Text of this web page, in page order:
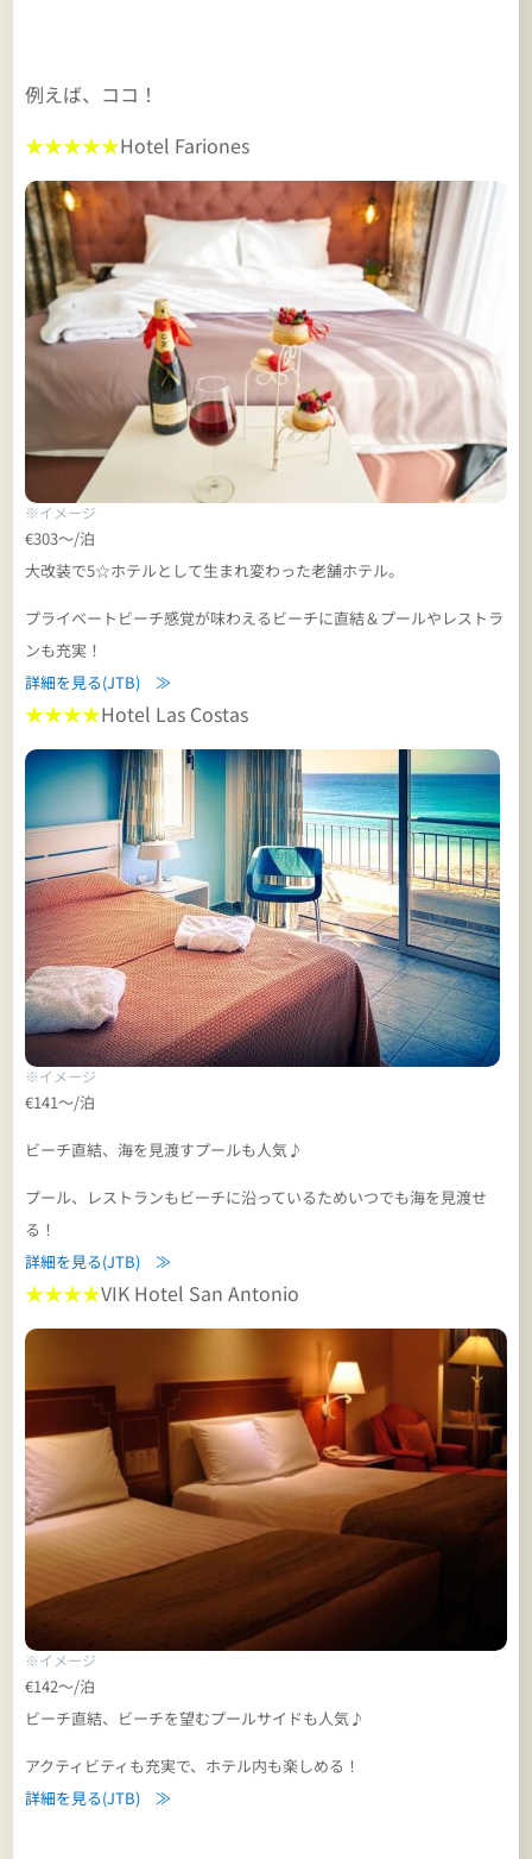
例えば、ココ！
★★★★★Hotel Fariones
※イメージ
€303～/泊
大改装で5☆ホテルとして生まれ変わった老舗ホテル。
プライベートビーチ感覚が味わえるビーチに直結＆プールやレストラ
ンも充実！
詳細を見る(JTB) ≫
★★★★Hotel Las Costas
※イメージ
€141～/泊
ビーチ直結、海を見渡すプールも人気♪
プール、レストランもビーチに沿っているためいつでも海を見渡せ
る！
詳細を見る(JTB) ≫
★★★★VIK Hotel San Antonio
※イメージ
€142～/泊
ビーチ直結、ビーチを望むプールサイドも人気♪
アクティビティも充実で、ホテル内も楽しめる！
詳細を見る(JTB) ≫